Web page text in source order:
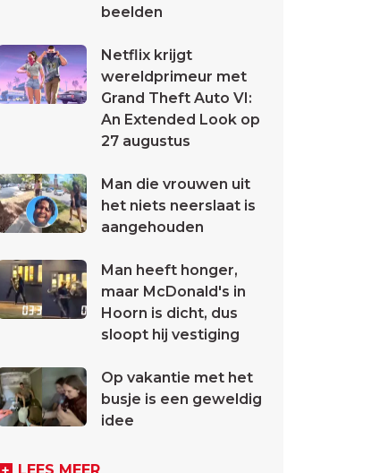
beelden
Netflix krijgt
wereldprimeur met
Grand Theft Auto VI:
An Extended Look op
27 augustus
Man die vrouwen uit
het niets neerslaat is
aangehouden
Man heeft honger,
maar McDonald's in
Hoorn is dicht, dus
sloopt hij vestiging
Op vakantie met het
busje is een geweldig
idee